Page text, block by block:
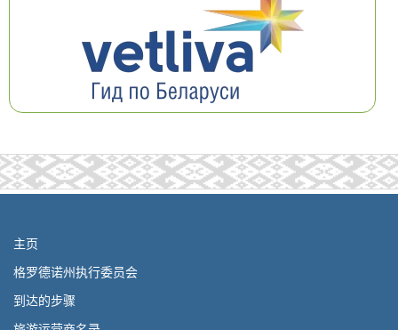
主页
格罗德诺州执行委员会
到达的步骤